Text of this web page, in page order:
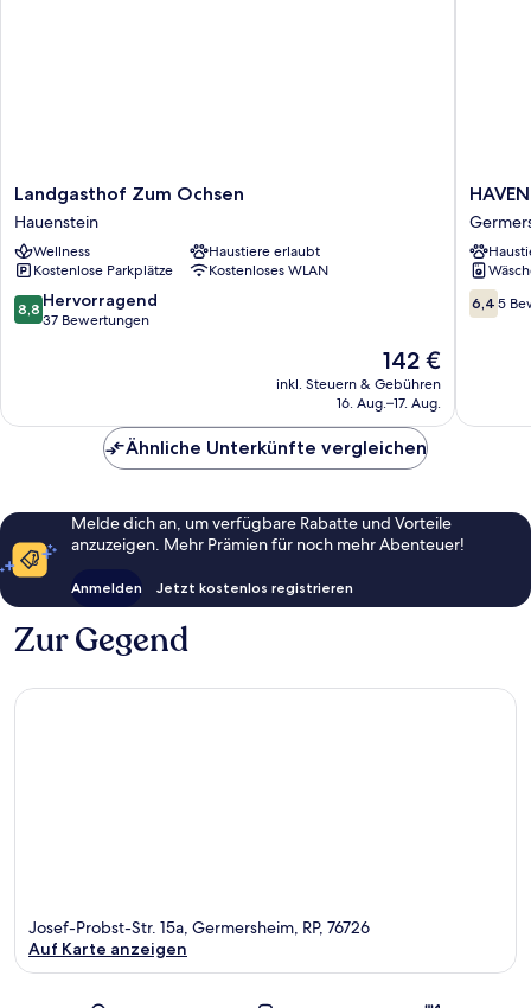
Landgasthof
Zum
Ochsen
Hauenstein
Landgasthof Zum Ochsen
Hauenstein
Wellness
Haustiere erlaubt
Kostenlose Parkplätze
Kostenloses WLAN
8.8
von
8,8 Hervorragend
37 Bewertungen
Der
Preis
beträgt
142 €
inkl. Steuern & Gebühren
16. Aug.–17. Aug.
Hotel
Quartier
8
6.4
von
6,4 5
Ähnliche Unterkünfte vergleichen
Melde dich an, um verfügbare Rabatte und Vorteile
anzuzeigen. Mehr Prämien für noch mehr Abenteuer!
Anmelden Jetzt kostenlos registrieren
Zur Gegend
Josef-Probst-Str. 15a, Germersheim, RP, 76726
Auf Karte anzeigen